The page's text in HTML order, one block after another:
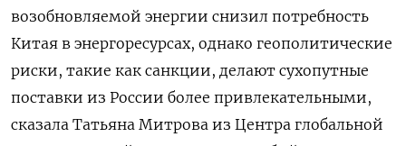
возобновляемой энергии снизил потребность
Китая в энергоресурсах, однако геополитические
риски, такие как санкции, делают сухопутные
поставки из России более привлекательными,
сказала Татьяна Митрова из Центра глобальной